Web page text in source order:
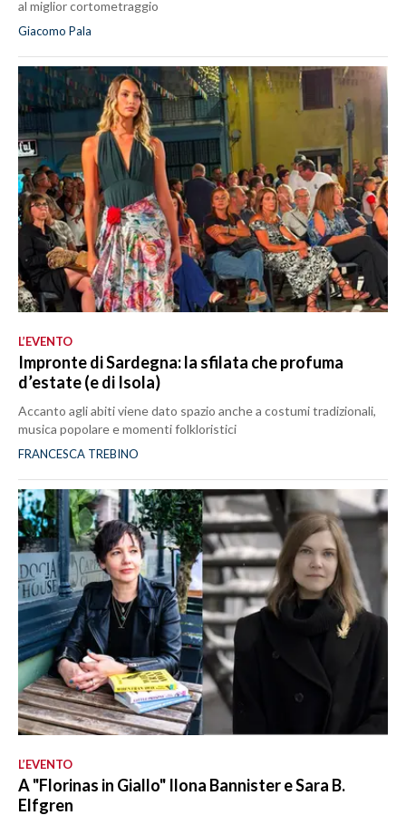
al miglior cortometraggio
Giacomo Pala
L’EVENTO
Impronte di Sardegna: la sfilata che profuma
d’estate (e di Isola)
Accanto agli abiti viene dato spazio anche a costumi tradizionali,
musica popolare e momenti folkloristici
FRANCESCA TREBINO
L’EVENTO
A "Florinas in Giallo" Ilona Bannister e Sara B.
Elfgren